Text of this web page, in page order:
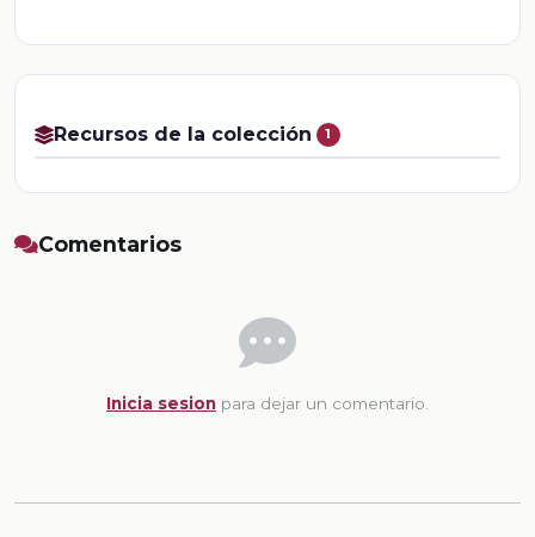
Recursos de la colección 1
Comentarios
Inicia sesion para dejar un comentario.